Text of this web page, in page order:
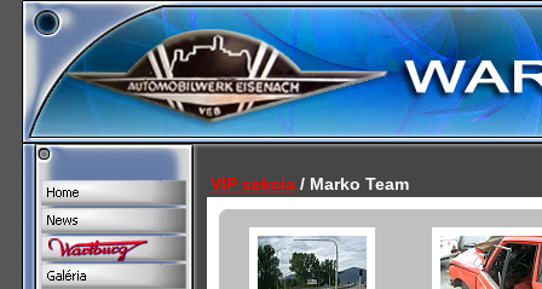
VIP sekcia/ Marko Team